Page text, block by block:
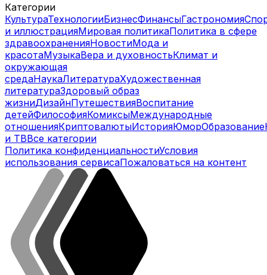
Категории
КультураТехнологииБизнесФинансыГастрономия
и иллюстрацияМировая политикаПолитика в сфере
здравоохраненияНовостиМода и
красотаМузыкаВера и духовностьКлимат и
окружающая
средаНаукаЛитератураХудожественная
литератураЗдоровый образ
жизниДизайнПутешествияВоспитание
детейФилософияКомиксыМеждународные
отношенияКриптовалютыИсторияЮморОбразование
и ТВВсе категории
Политика конфиденциальностиУсловия
использования сервисаПожаловаться на контент